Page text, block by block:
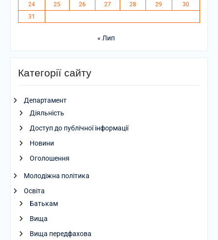
24
25 26 27 28 29
30
31
« Лип
Категорії сайту
Департамент
Діяльність
Доступ до публічної інформації
Новини
Оголошення
Молодіжна політика
Освіта
Батькам
Вища
Вища передфахова